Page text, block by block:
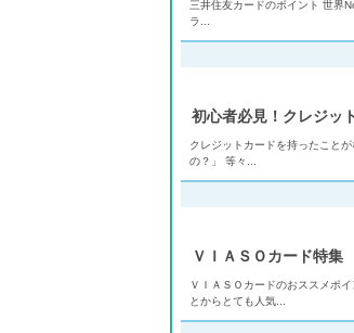
三井住友カードのポイント 世界
ラ...
初心者必見！クレジッ
クレジットカードを持ったこと
の？」 等々...
ＶＩＡＳＯカード特集
ＶＩＡＳＯカードのおススメポ
とからとても人気...